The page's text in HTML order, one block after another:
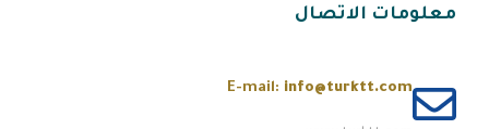
معلومات الاتصال
E-mail: info@turktt.com